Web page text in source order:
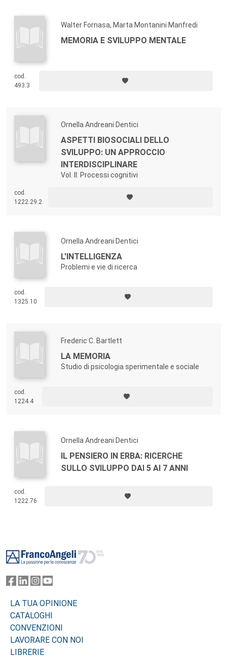
Walter Fornasa, Marta Montanini Manfredi
MEMORIA E SVILUPPO MENTALE
cod.
493.3
Ornella Andreani Dentici
ASPETTI BIOSOCIALI DELLO
SVILUPPO: UN APPROCCIO
INTERDISCIPLINARE
Vol. II: Processi cognitivi
cod.
1222.29.2
Ornella Andreani Dentici
L'INTELLIGENZA
Problemi e vie di ricerca
cod.
1325.10
Frederic C. Bartlett
LA MEMORIA
Studio di psicologia sperimentale e sociale
cod.
1224.4
Ornella Andreani Dentici
IL PENSIERO IN ERBA: RICERCHE
SULLO SVILUPPO DAI 5 AI 7 ANNI
cod.
1222.76
LA TUA OPINIONE
CATALOGHI
CONVENZIONI
LAVORARE CON NOI
LIBRERIE